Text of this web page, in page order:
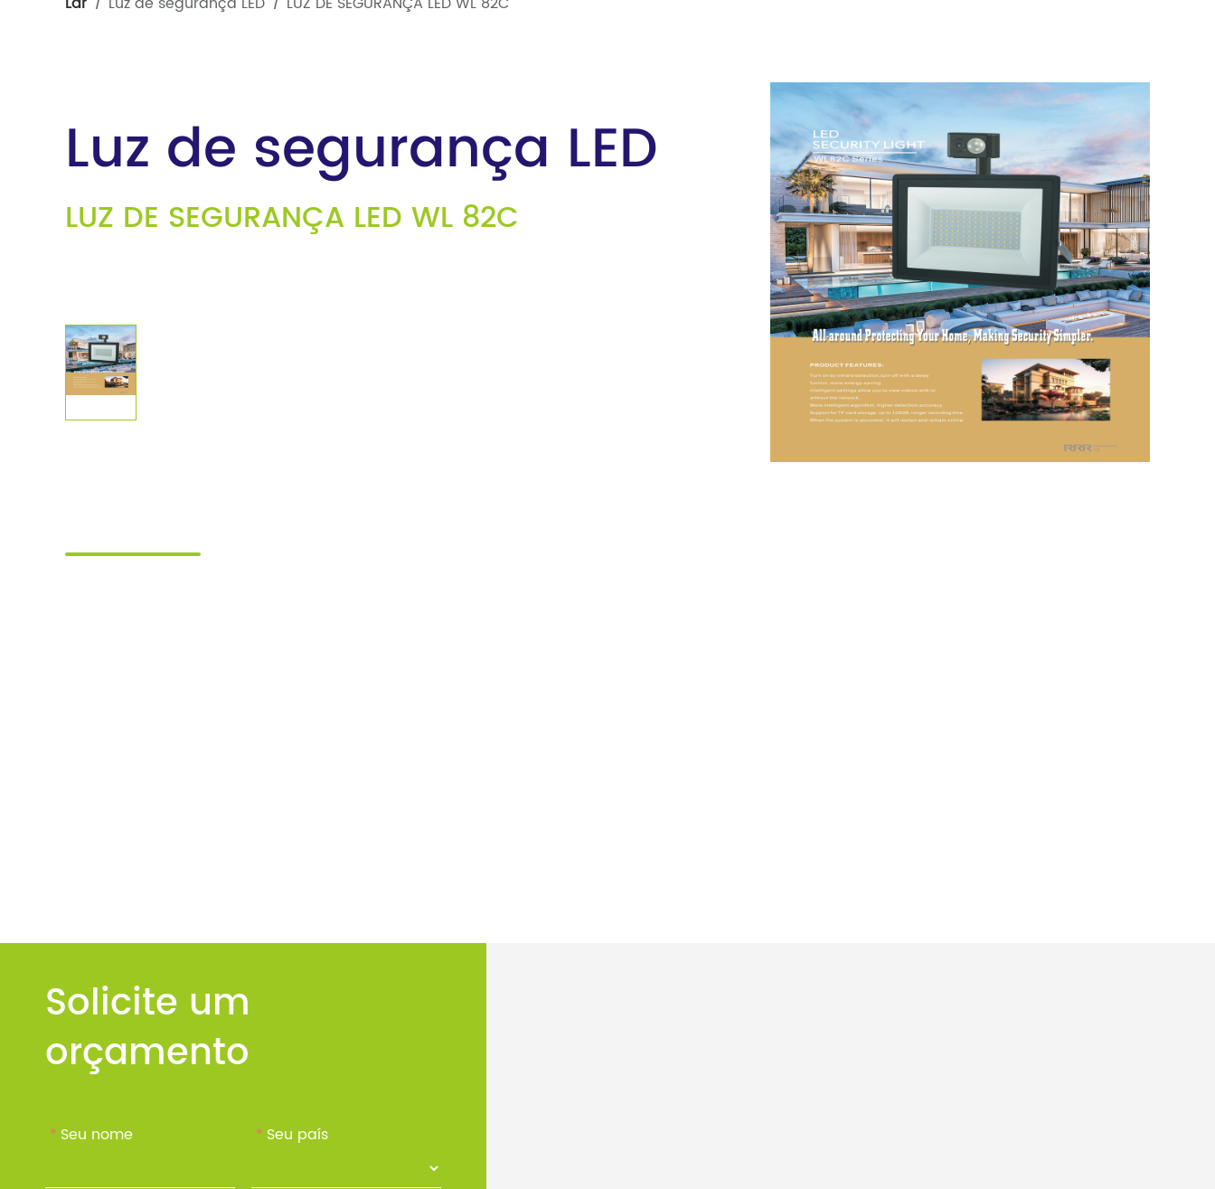
Ducto de ar Calculator Show Stand
/ /
Luz de segurança LED
LUZ DE SEGURANÇA LED WL 82C
Solicite um
orçamento
* Seu nome * Seu país